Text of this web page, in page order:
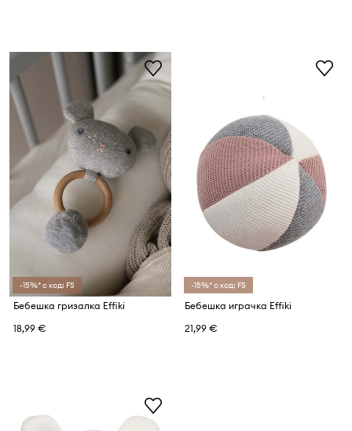
-15%* с код: FS
Бебешка гризалка Effiki
18,99 €
-15%* с код: FS
Бебешка играчка Effiki
21,99 €